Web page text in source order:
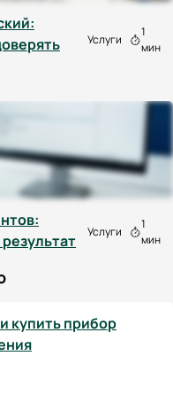
Услуги
1
мин
Услуги
1
мин
купить прибор